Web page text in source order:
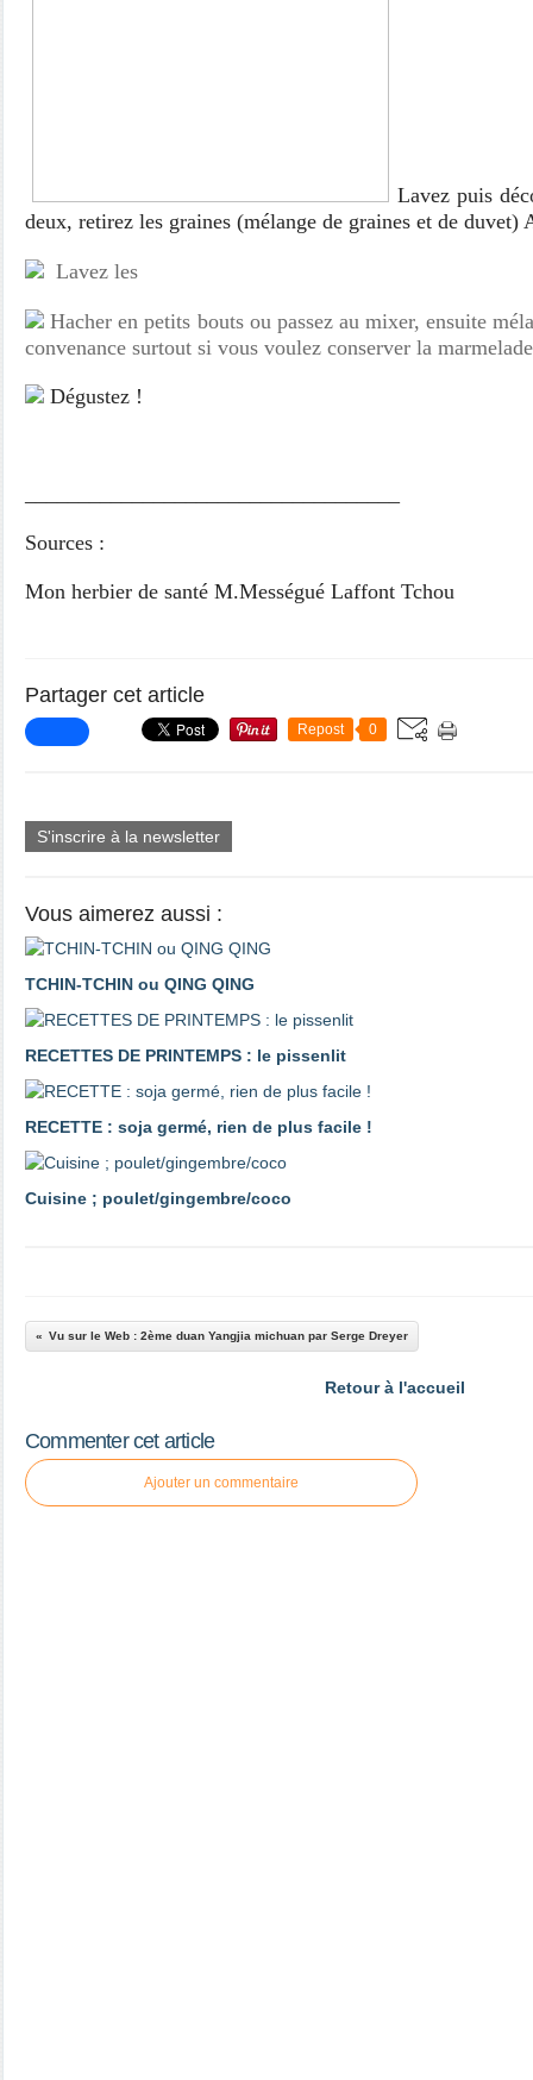
Lavez puis
deux, retirez les graines (mélange de graines et de duvet)
Lavez les
Hacher en petits bouts ou passez au mixer, ensuite
convenance surtout si vous voulez conserver la
Dégustez !
Sources :
Mon herbier de santé M.Mességué Laffont Tchou
Partager cet article
Repost 0
S'inscrire à la newsletter
Vous aimerez aussi :
TCHIN-TCHIN ou QING QING
RECETTES DE PRINTEMPS : le pissenlit
RECETTE : soja germé, rien de plus facile !
Cuisine ; poulet/gingembre/coco
Vu sur le Web : 2ème duan Yangjia michuan par Serge Dreyer
Retour à l'accueil
Commenter cet article
Ajouter un commentaire